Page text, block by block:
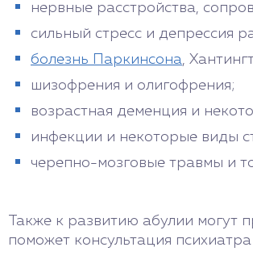
нервные расстройства,
сильный стресс и депрессия
болезнь Паркинсона,
шизофрения и олигофрения;
возрастная деменция и
инфекции и некоторые виды
черепно-мозговые травмы и
Также к развитию абулии могут
поможет консультация